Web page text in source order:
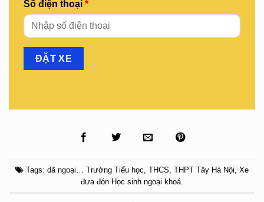
Số điện thoại *
Tags: dã ngoại… Trường Tiểu học THCS THPT Tây Hà Nội Xe
đưa đón Học sinh ngoại khoá